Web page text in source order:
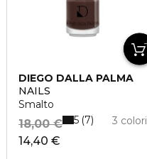
DIEGO DALLA PALMA
NAILS
Smalto
14,40 €
18,00 € 3 colori
5 7